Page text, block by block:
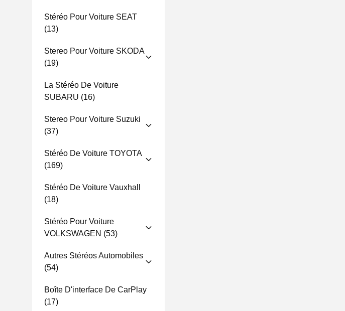
Stéréo Pour Voiture SEAT
(13)
Stereo Pour Voiture SKODA
(19)
La Stéréo De Voiture
SUBARU (16)
Stereo Pour Voiture Suzuki
(37)
Stéréo De Voiture TOYOTA
(169)
Stéréo De Voiture Vauxhall
(18)
Stéréo Pour Voiture
VOLKSWAGEN (53)
Autres Stéréos Automobiles
(54)
Boîte D'interface De CarPlay
(17)